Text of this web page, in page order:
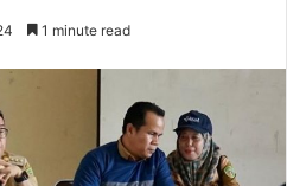
1 minute read